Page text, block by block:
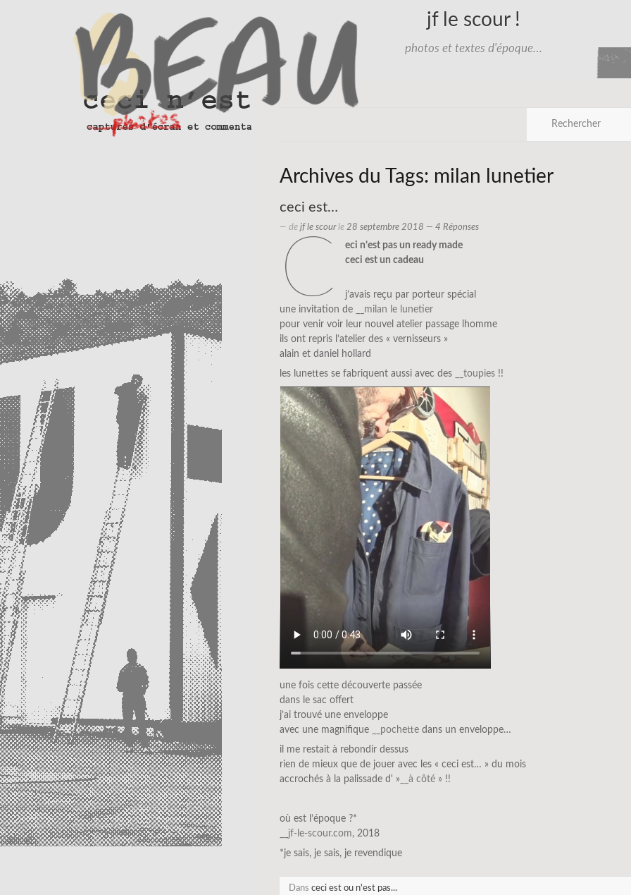
jf le scour !
photos et textes d'époque…
Archives du Tags: milan lunetier
ceci est…
— de jf le scourle 28 septembre 2018 — 4 Réponses
c
eci n’est pas un ready made
ceci est un cadeau
j’avais reçu par porteur spécial
une invitation de
__milan le lunetier
pour venir voir leur nouvel atelier passage lhomme
ils ont repris l’atelier des « vernisseurs »
alain et daniel hollard
les lunettes se fabriquent aussi avec des
__toupies !!
une fois cette découverte passée
dans le sac offert
j’ai trouvé une enveloppe
avec une magnifique
__pochette dans un enveloppe…
il me restait à rebondir dessus
rien de mieux que de jouer avec les « ceci est… » du mois
accrochés à la palissade d' » __à côté » !!
où est l’époque ?*
__jf-le-scour.com, 2018
*je sais, je sais, je revendique
Dans ceci est ou n'est pas...